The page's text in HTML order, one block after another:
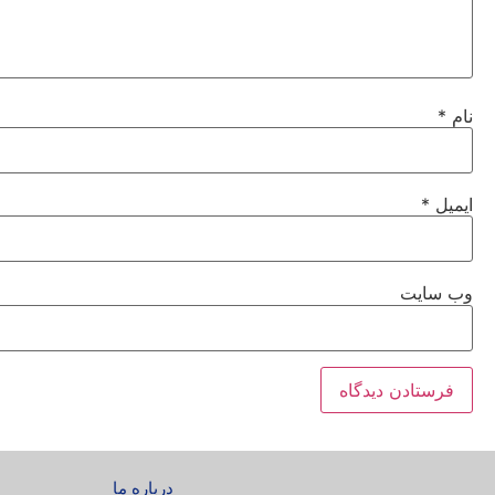
نام *
ایمیل *
وب‌ سایت
درباره ما